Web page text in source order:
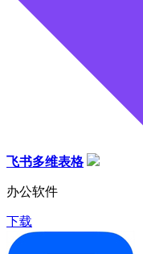
飞书多维表格
办公软件
下载